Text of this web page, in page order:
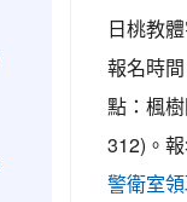
日桃教
報名時
點：楓
312)。
警衛室